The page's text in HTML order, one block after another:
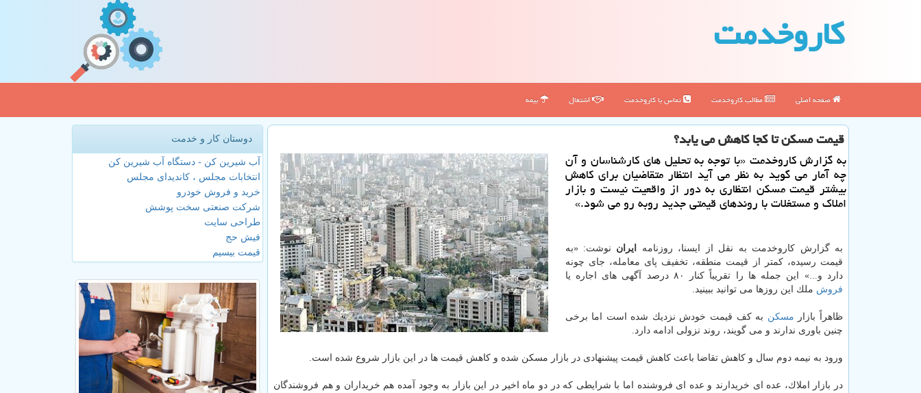
كاروخدمت
صفحه اصلی مطالب كاروخدمت تماس با كاروخدمت اشتغال بیمه
قیمت مسكن تا كجا كاهش می یابد؟
به گزارش كاروخدمت «با توجه به تحلیل های كارشناسان و آن
چه آمار می گوید به نظر می آید انتظار متقاضیان برای كاهش
بیشتر قیمت مسكن انتظاری به دور از واقعیت نیست و بازار
املاك و مستغلات با روندهای قیمتی جدید روبه رو می شود.»
به گزارش كاروخدمت به نقل از ایسنا، روزنامه ایران نوشت: «به
قیمت رسیده، كمتر از قیمت منطقه، تخفیف پای معامله، جای چونه
دارد و...» این جمله ها را تقریباً كنار ۸۰ درصد آگهی های اجاره یا
فروش ملك این روزها می توانید ببینید.
ظاهراً بازار مسكن به كف قیمت خودش نزدیك شده است اما برخی
چنین باوری ندارند و می گویند، روند نزولی ادامه دارد.
ورود به نیمه دوم سال و كاهش تقاضا باعث كاهش قیمت پیشنهادی در بازار مسكن شده و كاهش قیمت ها در این بازار شروع شده است.
در بازار املاك، عده ای خریدارند و عده ای فروشنده اما با شرایطی كه در دو ماه اخیر در این بازار به وجود آمده هم خریداران و هم فروشندگان
دوستان کار و خدمت
آب شیرین کن - دستگاه آب شیرین کن
انتخابات مجلس ، کاندیدای مجلس
خرید و فروش خودرو
شرکت صنعتی سخت پوشش
طراحی سایت
فیش حج
قیمت بیسیم